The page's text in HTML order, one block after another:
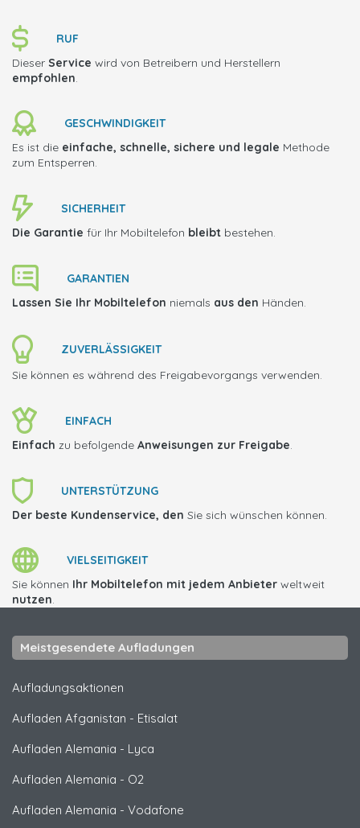
RUF
Dieser Service wird von Betreibern und Herstellern
empfohlen.
GESCHWINDIGKEIT
Es ist die einfache, schnelle, sichere und legale Methode
zum Entsperren.
SICHERHEIT
Die Garantie für Ihr Mobiltelefon bleibt bestehen.
GARANTIEN
Lassen Sie Ihr Mobiltelefon niemals aus den Händen.
ZUVERLÄSSIGKEIT
Sie können es während des Freigabevorgangs verwenden.
EINFACH
Einfach zu befolgende Anweisungen zur Freigabe.
UNTERSTÜTZUNG
Der beste Kundenservice, den Sie sich wünschen können.
VIELSEITIGKEIT
Sie können Ihr Mobiltelefon mit jedem Anbieter weltweit
nutzen.
Meistgesendete Aufladungen
Aufladungsaktionen
Aufladen Afganistan - Etisalat
Aufladen Alemania - Lyca
Aufladen Alemania - O2
Aufladen Alemania - Vodafone